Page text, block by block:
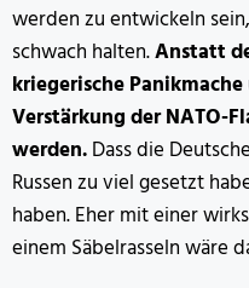
werden zu entwickeln
schwach halten.Anstatt
kriegerische
Verstärkung der NATO-
werden.Dass die
Russen zu viel gesetzt
haben. Eher mit einer
einem Säbelrasseln wäre